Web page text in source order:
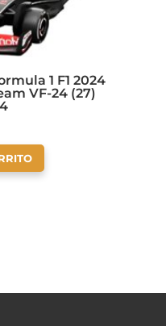
1 F1 2024
VF-24 (27)